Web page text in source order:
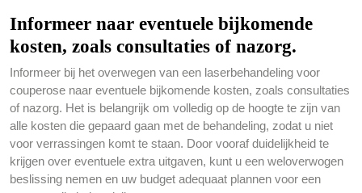
Informeer naar eventuele bijkomende
kosten, zoals consultaties of nazorg.
Informeer bij het overwegen van een laserbehandeling voor
couperose naar eventuele bijkomende kosten, zoals consultaties
of nazorg. Het is belangrijk om volledig op de hoogte te zijn van
alle kosten die gepaard gaan met de behandeling, zodat u niet
voor verrassingen komt te staan. Door vooraf duidelijkheid te
krijgen over eventuele extra uitgaven, kunt u een weloverwogen
beslissing nemen en uw budget adequaat plannen voor een